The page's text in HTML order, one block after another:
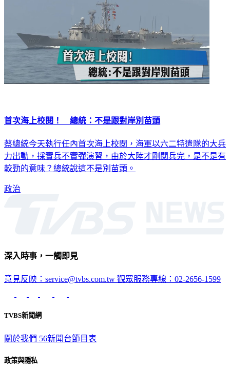
首次海上校閱！ 總統：不是跟對岸別苗頭
蔡總統今天執行任內首次海上校閱，海軍以六二特遣隊的大兵
力出動，採實兵不實彈演習，由於大陸才剛閱兵完，是不是有
較勁的意味？總統說這不是別苗頭。
政治
深入時事，一觸即見
意見反映：service@tvbs.com.tw 觀眾服務專線：02-2656-1599
TVBS新聞網
關於我們 56新聞台節目表
政策與隱私